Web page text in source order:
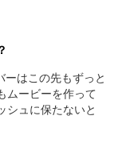
ーはこの先もずっと
ムービーを作って
シュに保たないと